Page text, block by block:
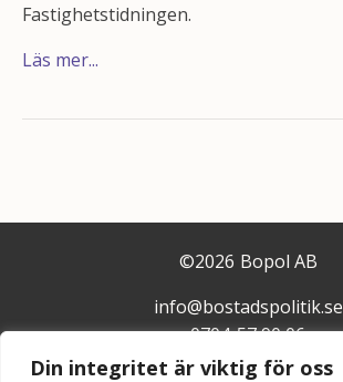
Din integritet är viktig för oss
Fastighetstidningen.
Läs mer...
©2026 Bopol AB
info@bostadspolitik.se
0704-57 90 06